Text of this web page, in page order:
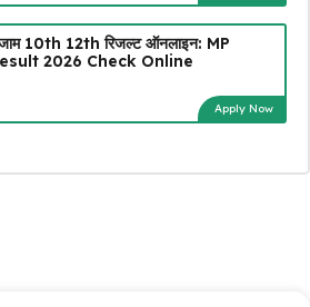
10th 12th रिजल्ट ऑनलाइन: MP
2026 Check Online
Apply Now